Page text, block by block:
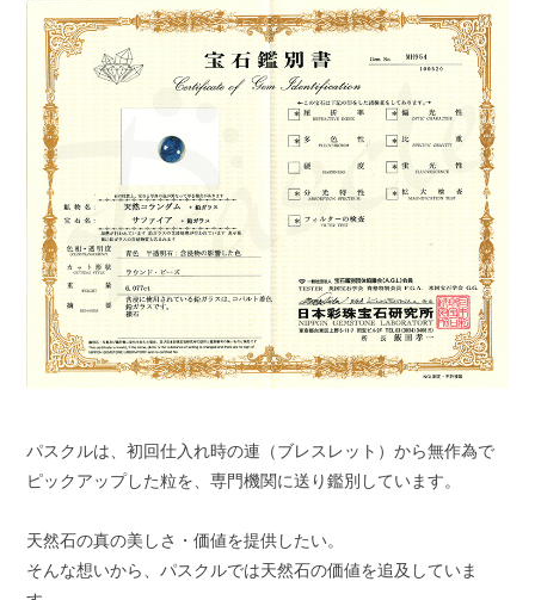
パスクルは、初回仕入れ時の連（ブレスレット）から無作為で
ピックアップした粒を、専門機関に送り鑑別しています。
天然石の真の美しさ・価値を提供したい。
そんな想いから、パスクルでは天然石の価値を追及していま